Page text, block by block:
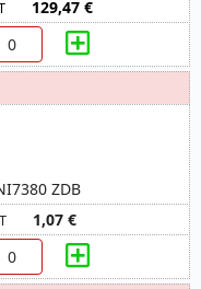
129,47 €
ZDB
1,07 €